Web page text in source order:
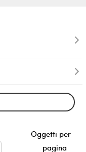
Oggetti per
pagina